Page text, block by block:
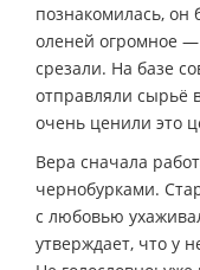
познакомилась,
оленей огромное
срезали. На базе
отправляли сырьё
очень ценили это
Вера сначала
чернобурками.
с любовью
утверждает, что у